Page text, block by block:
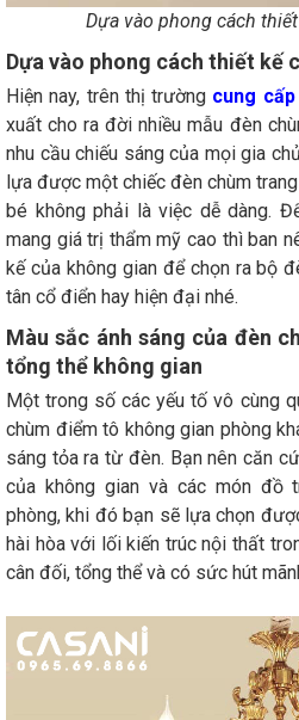
Dựa vào phong cách
Dựa vào phong cách thiết kế
Hiện nay, trên thị trường cung
xuất cho ra đời nhiều mẫu đèn
nhu cầu chiếu sáng của mọi gia
lựa được một chiếc đèn chùm
bé không phải là việc dễ dàng.
mang giá trị thẩm mỹ cao thì ban
kế của không gian để chọn ra bộ
tân cổ điển hay hiện đại nhé.
Màu sắc ánh sáng của đèn
tổng thể không gian
Một trong số các yếu tố vô cùng
chùm điểm tô không gian phòng
sáng tỏa ra từ đèn. Bạn nên căn
của không gian và các món đồ
phòng, khi đó bạn sẽ lựa chọn
hài hòa với lối kiến trúc nội thất
cân đối, tổng thể và có sức hút